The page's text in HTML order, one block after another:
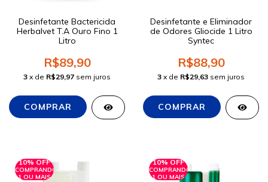
Desinfetante Bactericida
Herbalvet T.A Ouro Fino 1
Litro
R$89,90
3 x de R$29,97 sem juros
Desinfetante e Eliminador
de Odores Gliocide 1 Litro
Syntec
R$88,90
3 x de R$29,63 sem juros
10% OFF
COMPRANDO
1 OU MAIS
10% OFF
COMPRANDO
1 OU MAIS